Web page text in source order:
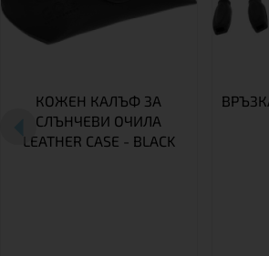
КОЖЕН КАЛЪФ ЗА
СЛЪНЧЕВИ ОЧИЛА
LEATHER CASE - BLACK